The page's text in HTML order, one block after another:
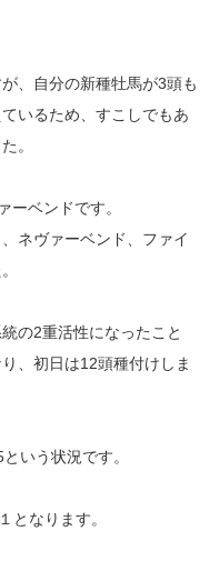
、自分の新種牡馬が3頭も
いるため、すこしでもあ
。
ーベンドです。
ネヴァーベンド、ファイ
の2重活性になったこと
、初日は12頭種付けしま
いう状況です。
となります。